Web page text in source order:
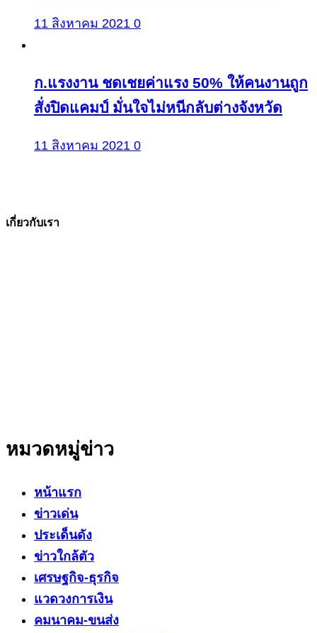
11 สิงหาคม 2021 0
ก.แรงงาน ชดเชยค่าแรง 50% ให้คนงานถูก
สั่งปิดแคมป์ มั่นใจไม่หนีกลับต่างจังหวัด
11 สิงหาคม 2021 0
เกี่ยวกับเรา
หมวดหมู่ข่าว
หน้าแรก
ข่าวเด่น
ประเด็นดัง
ข่าวใกล้ตัว
เศรษฐกิจ-ธุรกิจ
แวดวงการเงิน
คมนาคม-ขนส่ง